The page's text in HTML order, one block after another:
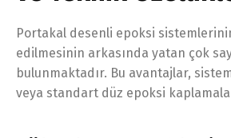
Portakal desenli epoksi
edilmesinin arkasında yatan çok
bulunmaktadır. Bu avantajlar,
veya standart düz epoksi